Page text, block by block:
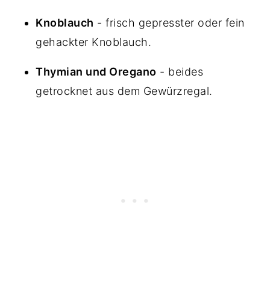
Knoblauch - frisch gepresster oder fein
gehackter Knoblauch.
Thymian und Oregano - beides
getrocknet aus dem Gewürzregal.